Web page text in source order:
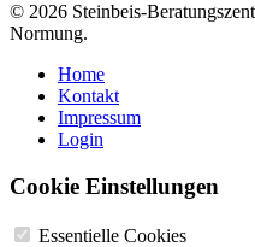
© 2026 Steinbeis-
Normung.
Home
Kontakt
Impressum
Login
Cookie Einstellungen
Essentielle Cookies